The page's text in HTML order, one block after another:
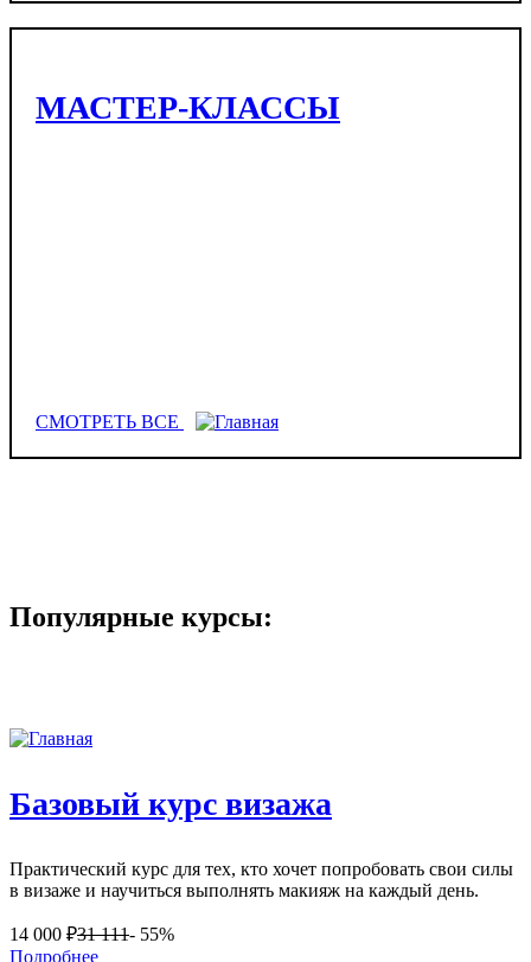
МАСТЕР-КЛАССЫ
СМОТРЕТЬ ВСЕ
Популярные курсы:
Базовый курс визажа
Практический курс для тех, кто хочет попробовать свои силы
в визаже и научиться выполнять макияж на каждый день.
14 000 ₽31 111- 55%
Подробнее